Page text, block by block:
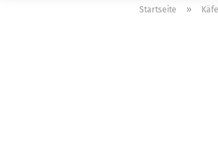
Startseite »